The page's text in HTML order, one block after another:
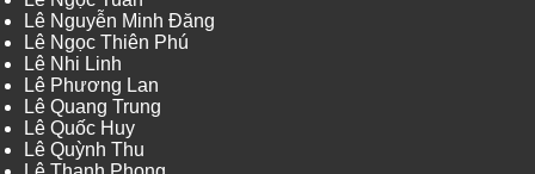
Lê Nguyễn Minh Đăng
Lê Ngọc Thiên Phú
Lê Nhi Linh
Lê Phương Lan
Lê Quang Trung
Lê Quốc Huy
Lê Quỳnh Thu